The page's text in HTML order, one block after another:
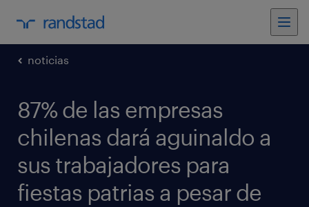
noticias
87% de las empresas
chilenas dará aguinaldo a
sus trabajadores para
fiestas patrias a pesar de